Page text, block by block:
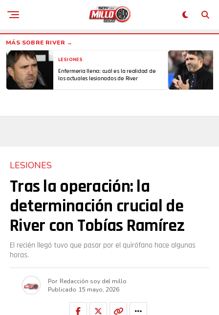
LESIONES
Enfermería llena: cuál es la realidad de
los actuales lesionados de River
LESIONES
Tras la operación: la
determinación crucial de
River con Tobías Ramírez
El recién llegó tuvo que pasar por el quirófano hace algunas
horas.
Por Redacción soy del millo
Publicado 15 mayo, 2026